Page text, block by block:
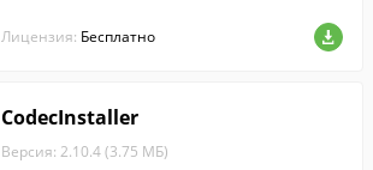
Лицензия: Бесплатно
CodecInstaller
Версия: 2.10.4 (3.75 МБ)